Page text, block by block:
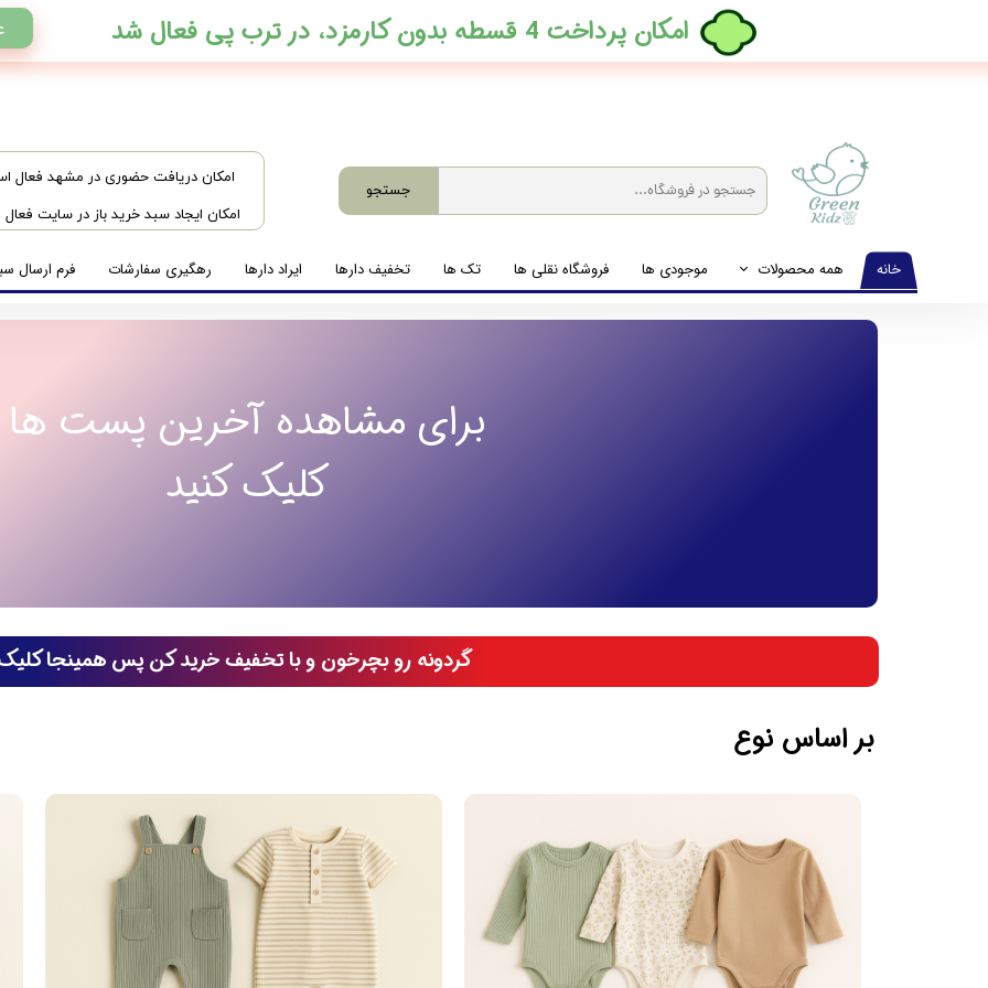
​امکان دریافت حضوری در مشهد فعال
امکان ایجاد سبد خرید باز در سایت
جستجو
خانه همه محصولات
لباس نوزاد تا نوجوان
موجودی ها فروشگاه نقلی ها تک ها تخفیف دارها ایراد دارها رهگیری سفارشات فرم ارسال
​امکان پرداخت 4 قسطه بدون کارمزد، در ترب پی فعال شد
برای مشاهده آخرین پست ها
کلیک کنید
گردونه رو بچرخون و با تخفیف خرید کن پس همینجا
بر اساس نوع